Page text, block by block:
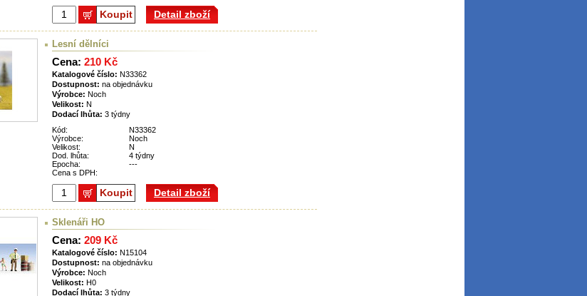
Koupit Detail zboží
Lesní dělníci
Cena: 210 Kč
Katalogové číslo: N33362
Dostupnost: na objednávku
Výrobce: Noch
Velikost: N
Dodací lhůta: 3 týdny
Kód:
N33362
Výrobce:
Noch
Velikost:
N
Dod. lhůta:
4 týdny
Epocha:
---
Cena s DPH:
Koupit Detail zboží
Sklenáři HO
Cena: 209 Kč
Katalogové číslo: N15104
Dostupnost: na objednávku
Výrobce: Noch
Velikost: H0
Dodací lhůta: 3 týdny